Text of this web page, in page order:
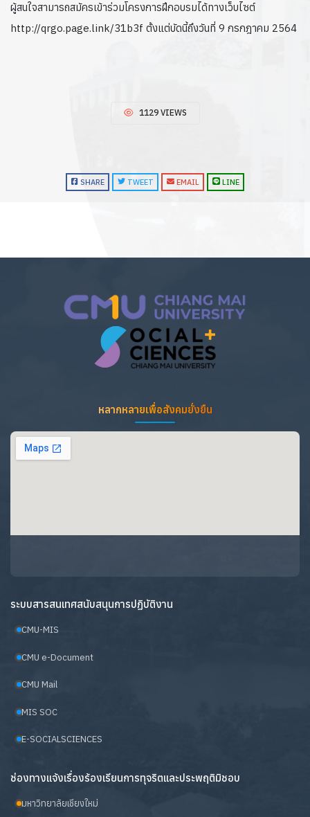
ผู้สนใจสามารถสมัครเข้าร่วมโครงการฝึกอบรมได้ทางเว็บไซต์
http://qrgo.page.link/31b3f ตั้งแต่บัดนี้ถึงวันที่ 9 กรกฎาคม 2564
1129 VIEWS
SHARE TWEET EMAIL LINE
หลากหลายเพื่อสังคมยั่งยืน
ระบบสารสนเทศสนับสนุนการปฏิบัติงาน
CMU-MIS
CMU e-Document
CMU Mail
MIS SOC
E-SOCIALSCIENCES
ช่องทางแจ้งเรื่องร้องเรียนการทุจริตและประพฤติมิชอบ
มหาวิทยาลัยเชียงใหม่